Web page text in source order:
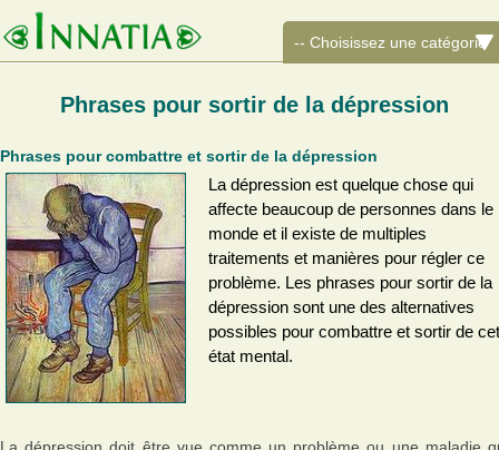
Phrases pour sortir de la dépression
Phrases pour combattre et sortir de la dépression
La dépression est quelque chose qui
affecte beaucoup de personnes dans le
monde et il existe de multiples
traitements et manières pour régler ce
problème. Les phrases pour sortir de la
dépression sont une des alternatives
possibles pour combattre et sortir de cet
état mental.